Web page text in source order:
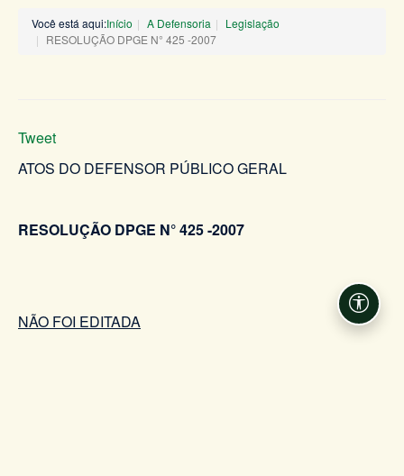
Você está aqui:Início A Defensoria
Legislação
RESOLUÇÃO DPGE N° 425 -2007
Tweet
ATOS DO DEFENSOR PÚBLICO GERAL
RESOLUÇÃO DPGE N° 425 -2007
NÃO FOI EDITADA